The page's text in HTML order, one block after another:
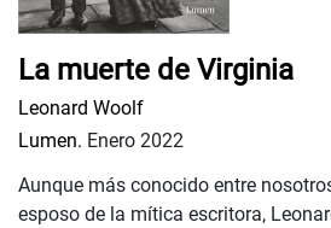
La muerte de Virginia
Leonard Woolf
Lumen. Enero 2022
Aunque más conocido entre
esposo de la mítica escritora,